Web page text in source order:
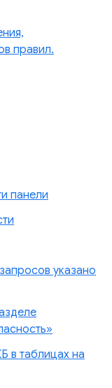
правил.
панели
указано
в таблицах на